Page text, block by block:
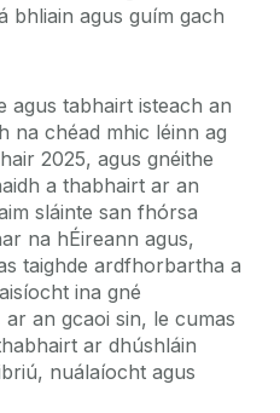
bhliain agus guím gach
agus tabhairt isteach an
na chéad mhic léinn ag
2025, agus gnéithe
a thabhairt ar an
sláinte san fhórsa
na hÉireann agus,
taighde ardfhorbartha a
ina gné
an gcaoi sin, le cumas
ar dhúshláin
nuálaíocht agus